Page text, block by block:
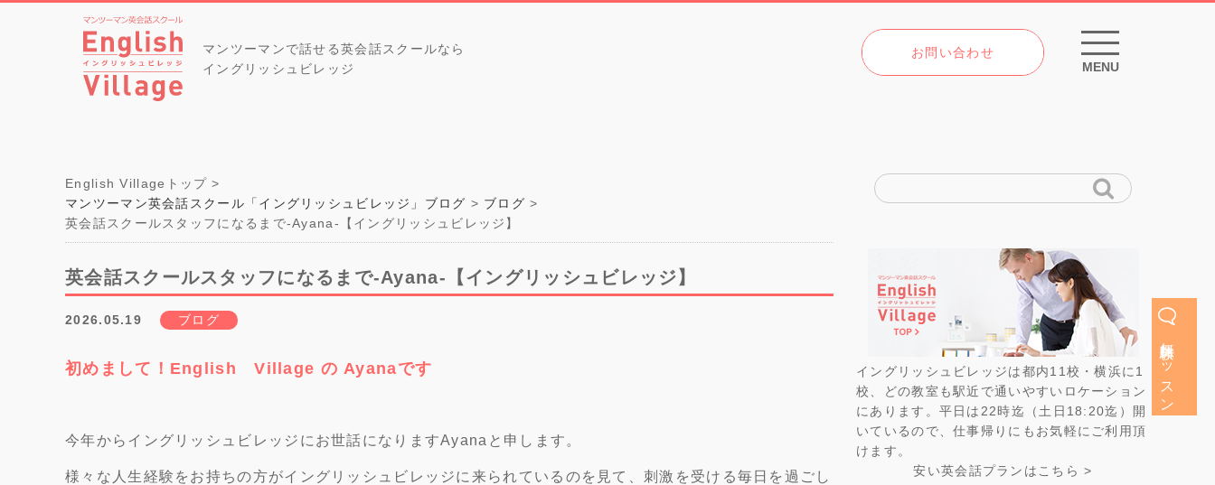
無料体験レッスン
マンツーマンで話せる英会話スクールなら
イングリッシュビレッジ
お問い合わせ
MENU
English Villageトップ
マンツーマン英会話スクール「イングリッシュビレッジ」ブログ
ブログ
英会話スクールスタッフになるまで-Ayana-【イングリッシュビレッジ】
英会話スクールスタッフになるまで-Ayana-【イングリッシュビレッジ】
2026.05.19 ブログ
初めまして！English Village の Ayanaです
今年からイングリッシュビレッジにお世話になりますAyanaと申します。
様々な人生経験をお持ちの方がイングリッシュビレッジに来られているのを見て、刺激を受ける毎日を過ごし
イングリッシュビレッジは都内11校・横浜に1
校、どの教室も駅近で通いやすいロケーション
にあります。平日は22時迄（土日18:20迄）開
いているので、仕事帰りにもお気軽にご利用頂
けます。
安い英会話プラン はこちら >